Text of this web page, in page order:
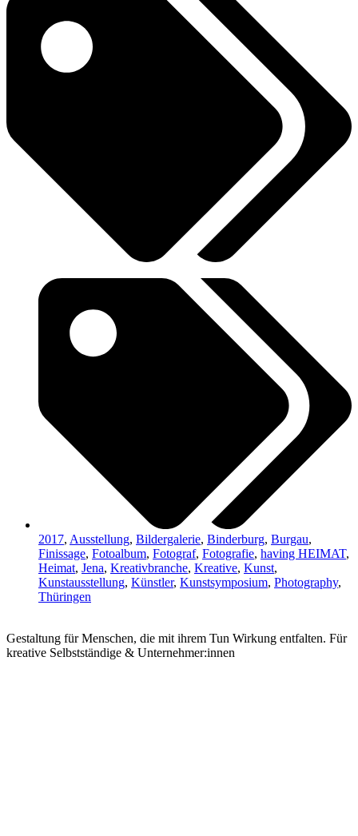
2017, Ausstellung, Bildergalerie, Binderburg, Burgau,
Finissage, Fotoalbum, Fotograf, Fotografie, having HEIMAT,
Heimat, Jena, Kreativbranche, Kreative, Kunst,
Kunstausstellung, Künstler, Kunstsymposium, Photography,
Thüringen
Gestaltung für Menschen, die mit ihrem Tun Wirkung entfalten. Für
kreative Selbstständige & Unternehmer:innen